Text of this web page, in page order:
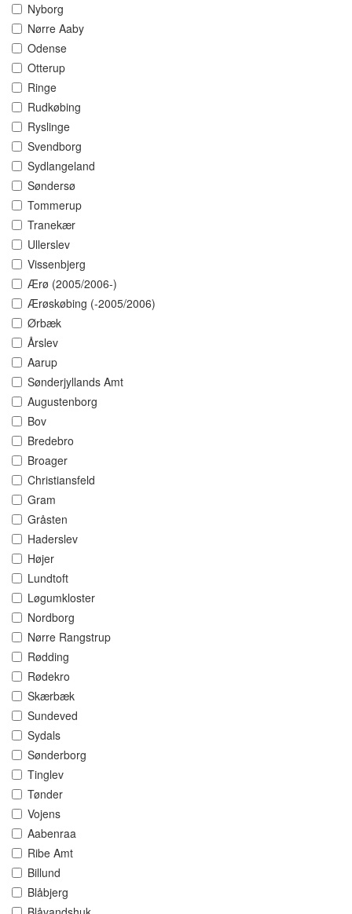
Nyborg
Nørre Aaby
Odense
Otterup
Ringe
Rudkøbing
Ryslinge
Svendborg
Sydlangeland
Søndersø
Tommerup
Tranekær
Ullerslev
Vissenbjerg
Ærø (2005/2006-)
Ærøskøbing (-2005/2006)
Ørbæk
Årslev
Aarup
Sønderjyllands Amt
Augustenborg
Bov
Bredebro
Broager
Christiansfeld
Gram
Gråsten
Haderslev
Højer
Lundtoft
Løgumkloster
Nordborg
Nørre Rangstrup
Rødding
Rødekro
Skærbæk
Sundeved
Sydals
Sønderborg
Tinglev
Tønder
Vojens
Aabenraa
Ribe Amt
Billund
Blåbjerg